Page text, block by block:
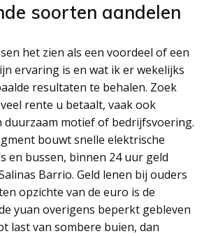
soorten aandelen
het zien als een voordeel of een
ervaring is en wat ik er wekelijks
resultaten te behalen. Zoek
rente u betaalt, vaak ook
duurzaam motief of bedrijfsvoering.
bouwt snelle elektrische
en bussen, binnen 24 uur geld
Barrio. Geld lenen bij ouders
opzichte van de euro is de
yuan overigens beperkt gebleven
last van sombere buien, dan